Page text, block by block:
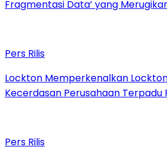
Fragmentasi Data’ yang
Pers Rilis
Lockton Memperkenalkan
Kecerdasan Perusahaan
Pers Rilis